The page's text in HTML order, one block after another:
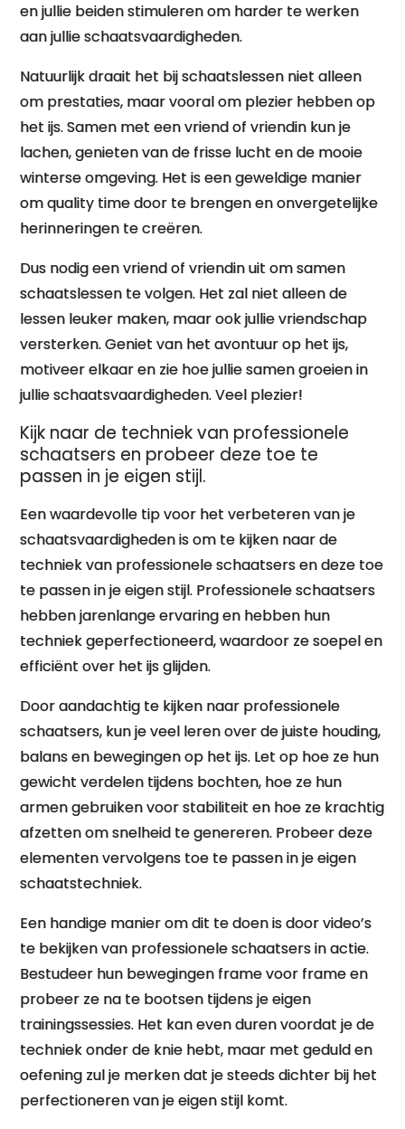
en jullie beiden stimuleren om harder te werken
aan jullie schaatsvaardigheden.
Natuurlijk draait het bij schaatslessen niet alleen
om prestaties, maar vooral om plezier hebben op
het ijs. Samen met een vriend of vriendin kun je
lachen, genieten van de frisse lucht en de mooie
winterse omgeving. Het is een geweldige manier
om quality time door te brengen en onvergetelijke
herinneringen te creëren.
Dus nodig een vriend of vriendin uit om samen
schaatslessen te volgen. Het zal niet alleen de
lessen leuker maken, maar ook jullie vriendschap
versterken. Geniet van het avontuur op het ijs,
motiveer elkaar en zie hoe jullie samen groeien in
jullie schaatsvaardigheden. Veel plezier!
Kijk naar de techniek van professionele
schaatsers en probeer deze toe te
passen in je eigen stijl.
Een waardevolle tip voor het verbeteren van je
schaatsvaardigheden is om te kijken naar de
techniek van professionele schaatsers en deze toe
te passen in je eigen stijl. Professionele schaatsers
hebben jarenlange ervaring en hebben hun
techniek geperfectioneerd, waardoor ze soepel en
efficiënt over het ijs glijden.
Door aandachtig te kijken naar professionele
schaatsers, kun je veel leren over de juiste houding,
balans en bewegingen op het ijs. Let op hoe ze hun
gewicht verdelen tijdens bochten, hoe ze hun
armen gebruiken voor stabiliteit en hoe ze krachtig
afzetten om snelheid te genereren. Probeer deze
elementen vervolgens toe te passen in je eigen
schaatstechniek.
Een handige manier om dit te doen is door video’s
te bekijken van professionele schaatsers in actie.
Bestudeer hun bewegingen frame voor frame en
probeer ze na te bootsen tijdens je eigen
trainingssessies. Het kan even duren voordat je de
techniek onder de knie hebt, maar met geduld en
oefening zul je merken dat je steeds dichter bij het
perfectioneren van je eigen stijl komt.